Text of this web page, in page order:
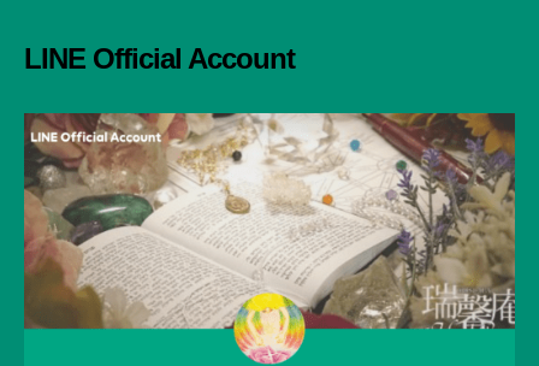
LINE Official Account